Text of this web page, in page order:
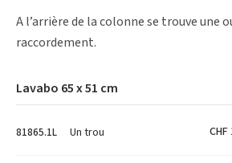
A l’arrière de la colonne se trouve une
raccordement.
Lavabo 65 x 51 cm
81865.1L Un trou